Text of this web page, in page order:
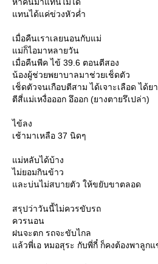
ทนได้แค่ข่วงหัวค่ำ
เมื่อคืนเราเลยนอนกับแม่
ม่ก็ไอมาหลายวัน
เมื่อคืนพีค ไข้ 39.6 ตอนตีสอง
น้องผู้ช่วยพยาบาลมาช่วยเช็ดตัว
เช็ดตัวจนเกือบตีสาม ได้เจาะเลือด ได้ย
ตีสี่แม่เหงื่อออก อึออก (ยางตายรึเปล่า)
ไข้ลง
เช้ามาเหลือ 37 นิดๆ
ม่หลับได้บ้าง
ไม่ยอมกินข้าว
ละบ่นไม่สบายตัว ให้ขยับขาตลอด
สรุปว่าวันนี้ไม่ควรขับรถ
ควรนอน
ฝนจะตก รถจะขับไกล
ล้วพี่เอ หมอสุระ กับพี่กี๋ ก็คงต้องพาลูก